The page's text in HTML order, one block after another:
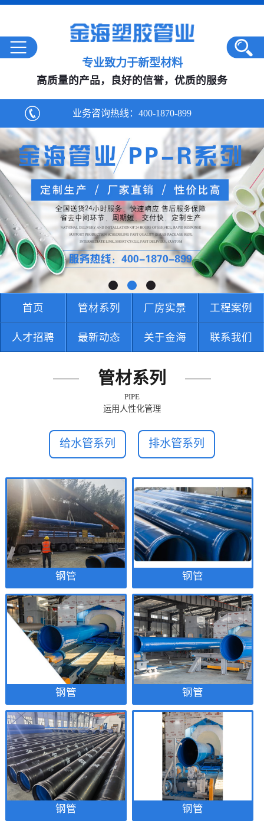
专业致力于新型材料
高质量的产品，良好的信誉，优质的服务
业务咨询热线： 400-1870-899
首页 管材系列 厂房实景 工程案例
人才招聘 最新动态 关于金海 联系我们
管材系列
PIPE
运用人性化管理
给水管系列 排水管系列
钢管 钢管
钢管 钢管
钢管 钢管